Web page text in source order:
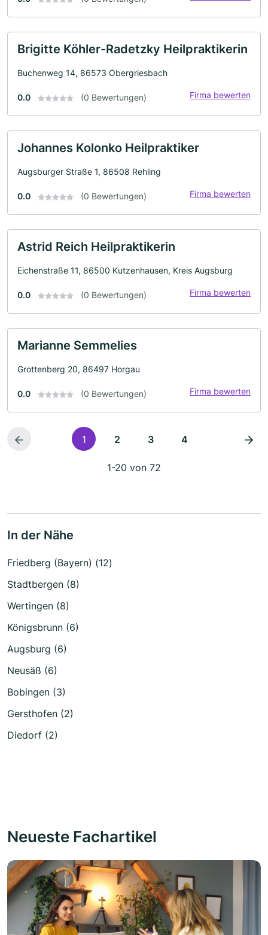
Brigitte Köhler-Radetzky Heilpraktikerin
Buchenweg 14, 86573 Obergriesbach
0.0 (0 Bewertungen) Firma bewerten
Johannes Kolonko Heilpraktiker
Augsburger Straße 1, 86508 Rehling
0.0 (0 Bewertungen) Firma bewerten
Astrid Reich Heilpraktikerin
Eichenstraße 11, 86500 Kutzenhausen, Kreis Augsburg
0.0 (0 Bewertungen) Firma bewerten
Marianne Semmelies
Grottenberg 20, 86497 Horgau
0.0 (0 Bewertungen) Firma bewerten
1 2 3 4
1-20 von 72
In der Nähe
Friedberg (Bayern) (12)
Stadtbergen (8)
Wertingen (8)
Königsbrunn (6)
Augsburg (6)
Neusäß (6)
Bobingen (3)
Gersthofen (2)
Diedorf (2)
Neueste Fachartikel